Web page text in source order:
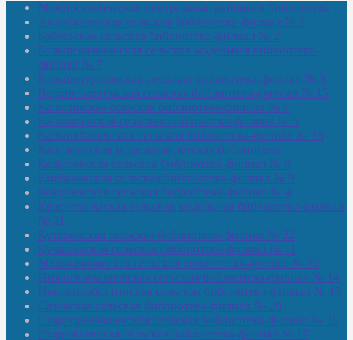
Межпоселенческая центральная районная библиотека
Амзибашевская сельская библиотека-филиал № 1
Бабаевская сельская библиотека-филиал № 2
Большекачаковская сельская модельная библиотека-
филиал № 7
Большекуразовская сельская библиотека-филиал № 3
Верхнетыхтемская сельская библиотека-филиал № 15
Калегинская сельская библиотека-филиал № 6
Калмашевская сельская библиотека-филиал № 5
Калмиябашевская сельская библиотека-филиал № 13
Калтасинская модельная детская библиотека
Кельтеевская сельская библиотека-филиал № 8
Киебаковская сельская библиотека-филиал № 9
Кокушевская сельская библиотека-филиал № 4
Краснохолмская сельская модельная библиотека-филиал
№ 21
Кутеремская сельская библиотека-филиал № 22
Кучашевская сельская библиотека-филиал № 11
Малокачаковская сельская библиотека-филиал № 12
Нижнекачмашевская сельская библиотека-филиал № 14
Новокильбахтинская сельская библиотека-филиал № 19
Сазовская сельская библиотека-филиал № 20
Староорьебашевская сельская библиотека-филиал № 16
Старояшевская сельская библиотека-филиал № 17